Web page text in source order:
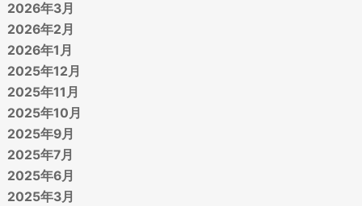
2026年3月
2026年2月
2026年1月
2025年12月
2025年11月
2025年10月
2025年9月
2025年7月
2025年6月
2025年3月